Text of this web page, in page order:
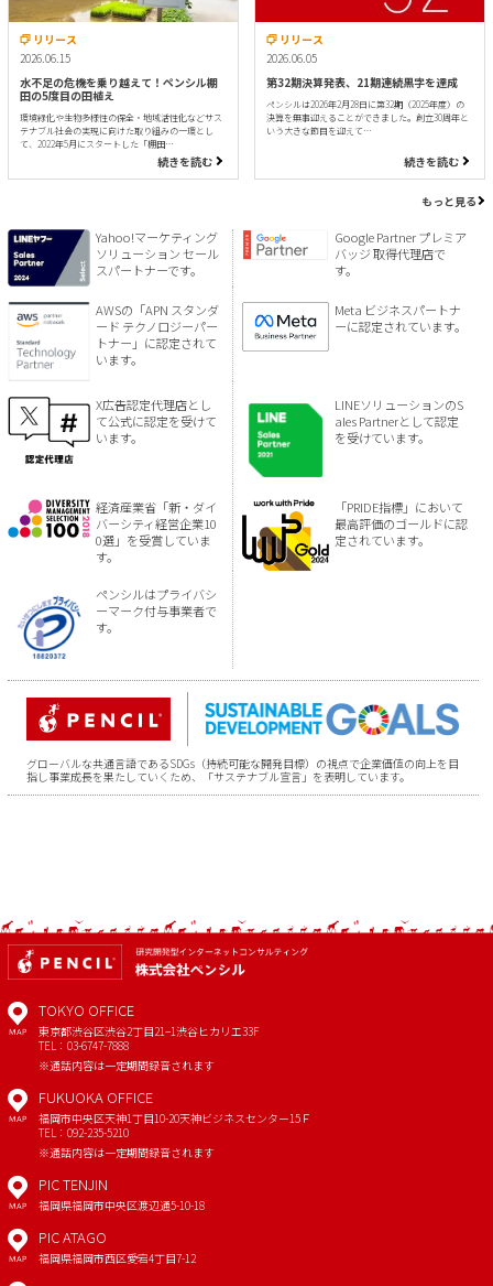
リリース
2026.06.15
水不足の危機を乗り越えて！ペンシル棚
田の5度目の田植え
環境緑化や生物多様性の保全・地域活性化などサス
テナブル社会の実現に向けた取り組みの一環とし
て、2022年5月にスタートした「棚田…
続きを読む
リリース
2026.06.05
第32期決算発表、21期連続黒字を達成
ペンシルは2026年2月28日に第32期（2025年度）の
決算を無事迎えることができました。創立30周年と
いう大きな節目を迎えて…
続きを読む
もっと見る
Yahoo!マーケティング
ソリューション セール
スパートナーです。
Google Partner プレミア
バッジ 取得代理店で
す。
AWSの「APN スタンダ
ード テクノロジーパー
トナー」に認定されて
います。
Meta ビジネスパートナ
ーに認定されています。
X広告認定代理店とし
て公式に認定を受けて
います。
LINEソリューションのS
ales Partnerとして認定
を受けています。
経済産業省「新・ダイ
バーシティ経営企業10
0選」を受賞していま
す。
「PRIDE指標」において
最高評価のゴールドに認
定されています。
ペンシルはプライバシ
ーマーク付与事業者で
す。
グローバルな共通言語であるSDGs（持続可能な開発目標）の視点で企業価値の向上を目
指し事業成長を果たしていくため、「サステナブル宣言」を表明しています。
MAP
TOKYO OFFICE
東京都渋谷区渋谷2丁目21−1渋谷ヒカリエ33F
TEL：03-6747-7888
※通話内容は一定期間録音されます
MAP
FUKUOKA OFFICE
福岡市中央区天神1丁目10-20天神ビジネスセンター15Ｆ
TEL：092-235-5210
※通話内容は一定期間録音されます
MAP
PIC TENJIN
福岡県福岡市中央区渡辺通5-10-18
MAP
PIC ATAGO
福岡県福岡市西区愛宕4丁目7-12